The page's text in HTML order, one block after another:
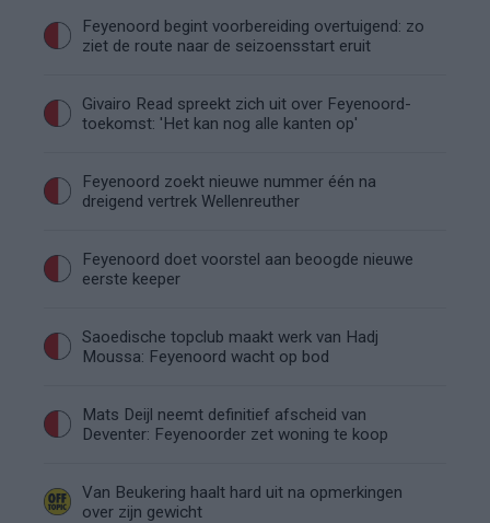
Feyenoord begint voorbereiding overtuigend: zo
ziet de route naar de seizoensstart eruit
Givairo Read spreekt zich uit over Feyenoord-
toekomst: 'Het kan nog alle kanten op'
Feyenoord zoekt nieuwe nummer één na
dreigend vertrek Wellenreuther
Feyenoord doet voorstel aan beoogde nieuwe
eerste keeper
Saoedische topclub maakt werk van Hadj
Moussa: Feyenoord wacht op bod
Mats Deijl neemt definitief afscheid van
Deventer: Feyenoorder zet woning te koop
Van Beukering haalt hard uit na opmerkingen
over zijn gewicht